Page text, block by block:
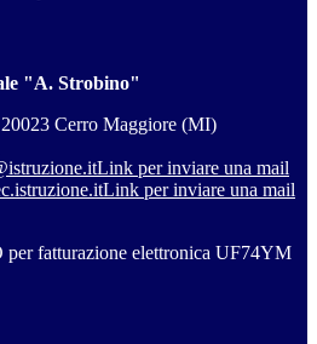
"A. Strobino"
Cerro Maggiore (MI)
Link per inviare una mail
Link per inviare una mail
fatturazione elettronica UF74YM